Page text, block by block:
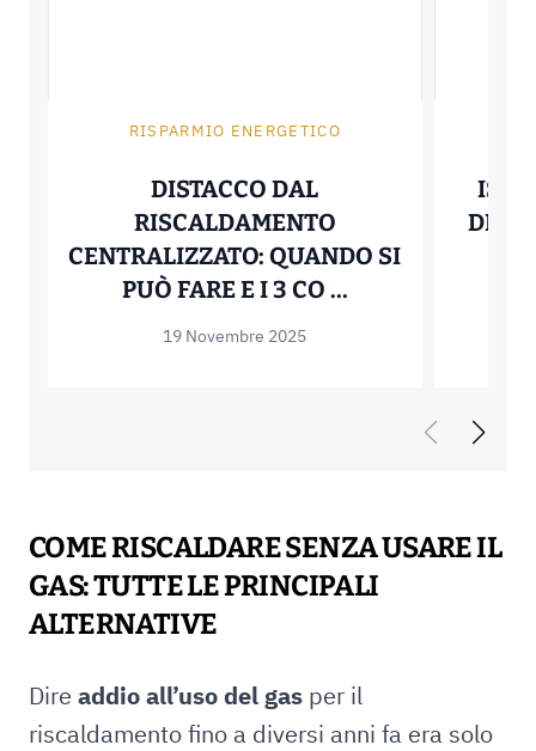
RISPARMIO ENERGETICO
DISTACCO DAL
RISCALDAMENTO
CENTRALIZZATO: QUANDO SI
PUÒ FARE E I 3 CO ...DISTACCO DAL
19 Novembre 2025
COME RISCALDARE SENZA USARE IL
GAS: TUTTE LE PRINCIPALI
ALTERNATIVE
Dire addio all’uso del gas per il
riscaldamento fino a diversi anni fa era solo